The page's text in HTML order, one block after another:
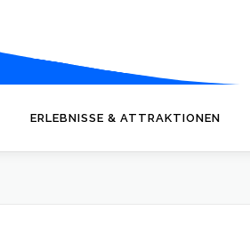
ERLEBNISSE & ATTRAKTIONEN